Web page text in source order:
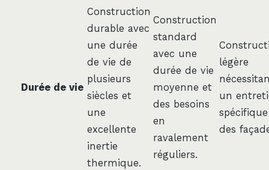
Durée de vie
Construction
durable avec
une durée
de vie de
plusieurs
siècles et
une
excellente
inertie
thermique.
Construction
standard
avec une
durée de vie
moyenne et
des besoins
en
ravalement
réguliers.
légère
un
spécifique
des